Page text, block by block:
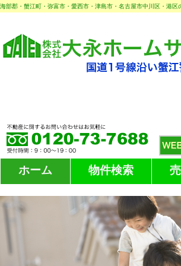
海部郡・蟹江町・弥富市・愛西市・津島市・名古屋市中川区・港区
ホーム 物件検索